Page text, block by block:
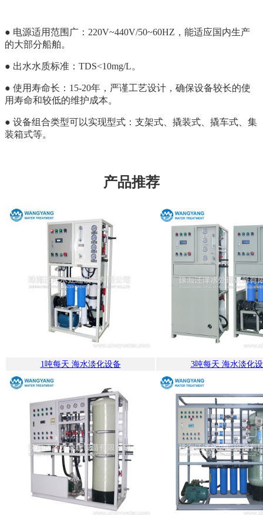
● 电源适用范围广：220V~440V/50~60HZ，能适应国内生产
的大部分船舶。
● 出水水质标准：TDS<10mg/L。
● 使用寿命长：15-20年，严谨工艺设计，确保设备较长的使
用寿命和较低的维护成本。
● 设备组合类型可以实现型式：支架式、撬装式、撬车式、集
装箱式等。
产品推荐
1吨每天 海水淡化设备 3吨每天 海水淡化